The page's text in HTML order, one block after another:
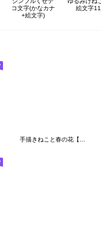
コ文字(かなカナ
+絵文字)
絵文字11